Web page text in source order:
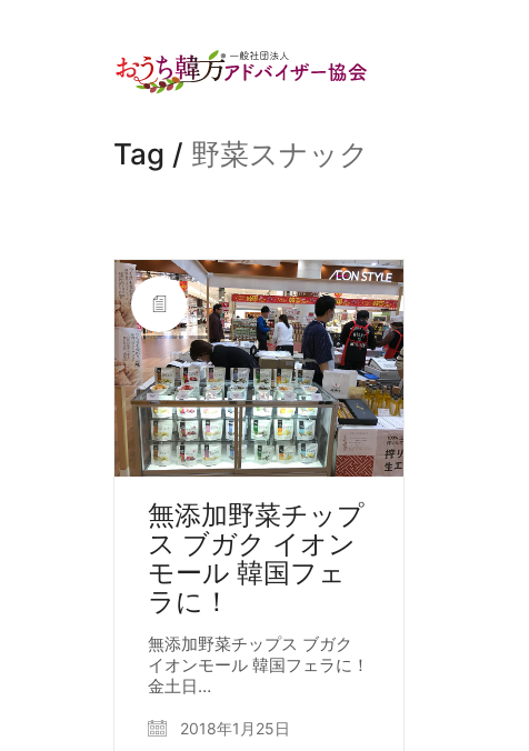
Tag / 野菜スナック
無添加野菜チップ
ス ブガク イオン
モール 韓国フェ
ラに！
無添加野菜チップス ブガク
イオンモール 韓国フェラに！
金土日…
2018年1月25日